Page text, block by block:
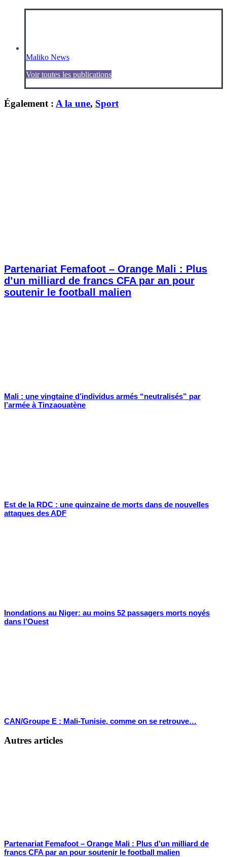
Maliko News
Voir toutes les publications
Également : A la une, Sport
Partenariat Femafoot – Orange Mali : Plus
d’un milliard de francs CFA par an pour
soutenir le football malien
Mali : une vingtaine d’individus armés “neutralisés” par
l’armée à Tinzaouatène
Est de la RDC : une quinzaine de morts dans de nouvelles
attaques des ADF
Inondations au Niger: au moins 52 passagers morts noyés
dans l’Ouest
CAN/Groupe E : Mali-Tunisie, comme on se retrouve…
Autres articles
Partenariat Femafoot – Orange Mali : Plus d’un milliard de
francs CFA par an pour soutenir le football malien